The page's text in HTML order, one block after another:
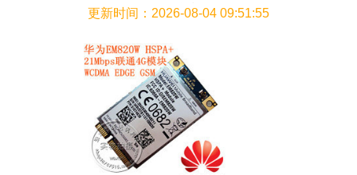
限科技
更新时间：2026-08-04 09:51:55